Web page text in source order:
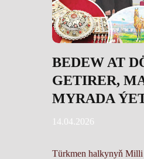
BEDEW AT
GETIRER,
MYRADA
14.04.2026
Türkmen halkynyň